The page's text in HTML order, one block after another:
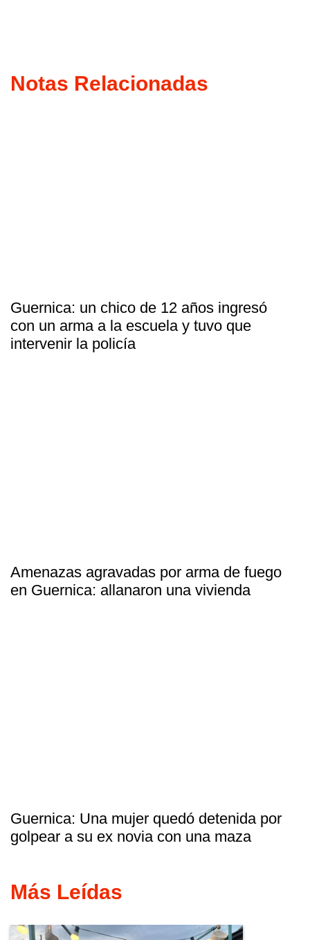
Notas Relacionadas
Guernica: un chico de 12 años ingresó
con un arma a la escuela y tuvo que
intervenir la policía
Amenazas agravadas por arma de fuego
en Guernica: allanaron una vivienda
Guernica: Una mujer quedó detenida por
golpear a su ex novia con una maza
Más Leídas